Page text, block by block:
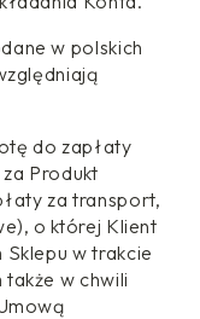
w polskich
do zapłaty
Produkt
za transport,
o której Klient
w trakcie
w chwili